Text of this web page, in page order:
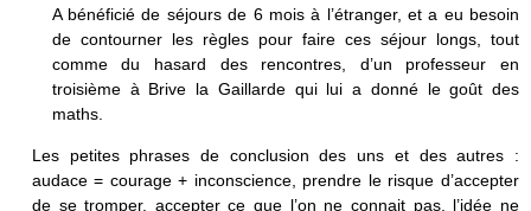
A bénéficié de séjours de 6 mois à l’étranger, et a eu besoin
de contourner les règles pour faire ces séjour longs, tout
comme du hasard des rencontres, d’un professeur en
troisième à Brive la Gaillarde qui lui a donné le goût des
maths.
Les petites phrases de conclusion des uns et des autres :
audace = courage + inconscience, prendre le risque d’accepter
de se tromper, accepter ce que l’on ne connait pas, l’idée ne